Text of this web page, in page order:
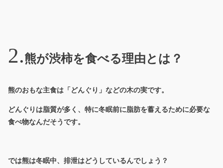
熊が渋柿を食べる理由とは？
熊のおもな主食は「どんぐり」などの木の実です。
どんぐりは脂質が多く、特に冬眠前に脂肪を蓄えるために必要な
食べ物なんだそうです。
では熊は冬眠中、排泄はどうしているんでしょう？